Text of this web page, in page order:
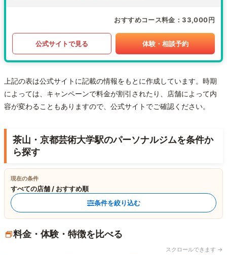
おすすめコース料金 33,000円
公式サイトで見る 体験・相談予約
上記の表は公式サイトに記載の情報をもとに作成しています。時期
によっては、キャンペーンで料金が割引されたり、店舗によって内
容が変わることもありますので、公式サイトでご確認ください。
茶山・京都芸術大学駅のパーソナルジムを条件か
ら探す
現在の条件
すべての店舗 / おすすめ順
条件を絞り込む
料金・体験・特徴を比べる
スクロールできます →